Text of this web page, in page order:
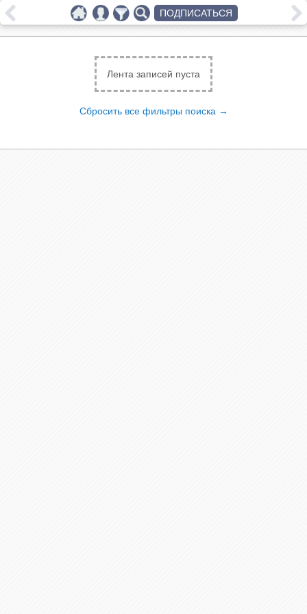
Лента записей пуста
Сбросить все фильтры поиска →
ПОДПИСАТЬСЯ